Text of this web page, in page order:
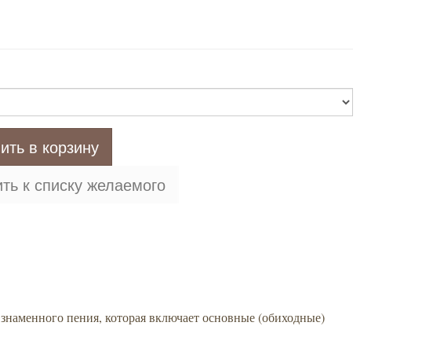
в корзину
к списку желаемого
пения, которая включает основные (обиходные)